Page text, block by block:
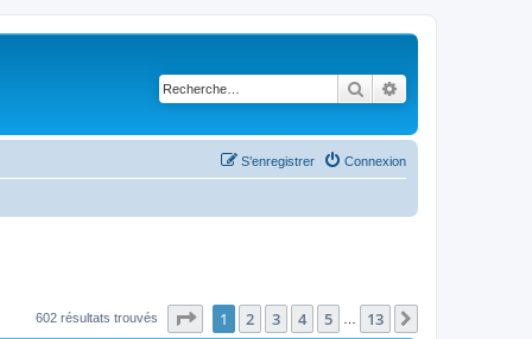
Rechercher
Connexion
S’enregistrer
602 résultats trouvés Page sur13
1 2 3 4 5 13